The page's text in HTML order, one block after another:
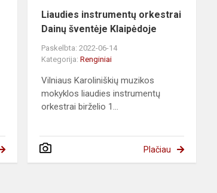
Liaudies instrumentų orkestrai
Dainų šventėje Klaipėdoje
Paskelbta: 2022-06-14
Kategorija:Renginiai
Vilniaus Karoliniškių muzikos
mokyklos liaudies instrumentų
orkestrai birželio 1...
Plačiau